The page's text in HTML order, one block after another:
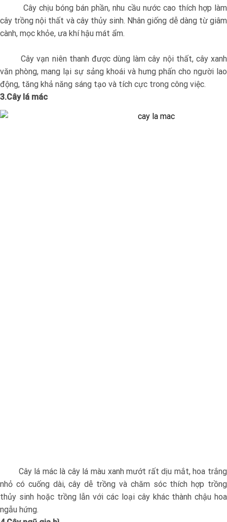
Cây chịu bóng bán phần, nhu cầu nước cao thích hợp làm
cây trồng nội thất và cây thủy sinh. Nhân giống dễ dàng từ giâm
cành, mọc khỏe, ưa khí hậu mát ẩm.
Cây vạn niên thanh được dùng làm cây nội thất, cây xanh
văn phòng, mang lại sự sảng khoái và hưng phấn cho người lao
động, tăng khả năng sáng tạo và tích cực trong công việc.
3.Cây lá mác
Cây lá mác là cây lá màu xanh mướt rất dịu mắt, hoa trắng
nhỏ có cuống dài, cây dễ trồng và chăm sóc thích hợp trồng
thủy sinh hoặc trồng lẫn với các loại cây khác thành chậu hoa
ngẫu hứng.